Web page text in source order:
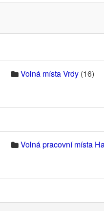
Volná místa Vrdy (16)
Volná pracovní místa